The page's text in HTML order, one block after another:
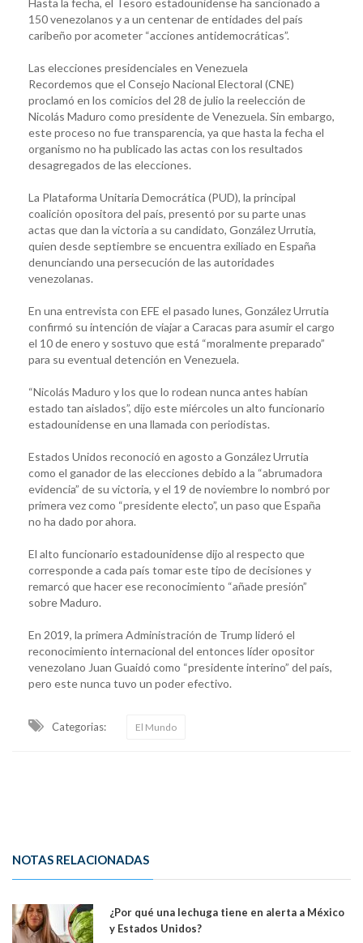
150 venezolanos y a un centenar de entidades del país
caribeño por acometer “acciones antidemocráticas”.
Las elecciones presidenciales en Venezuela
Recordemos que el Consejo Nacional Electoral (CNE)
proclamó en los comicios del 28 de julio la reelección de
Nicolás Maduro como presidente de Venezuela. Sin embargo,
este proceso no fue transparencia, ya que hasta la fecha el
organismo no ha publicado las actas con los resultados
desagregados de las elecciones.
La Plataforma Unitaria Democrática (PUD), la principal
coalición opositora del país, presentó por su parte unas
actas que dan la victoria a su candidato, González Urrutia,
quien desde septiembre se encuentra exiliado en España
denunciando una persecución de las autoridades
venezolanas.
En una entrevista con EFE el pasado lunes, González Urrutia
confirmó su intención de viajar a Caracas para asumir el cargo
el 10 de enero y sostuvo que está “moralmente preparado”
para su eventual detención en Venezuela.
“Nicolás Maduro y los que lo rodean nunca antes habían
estado tan aislados”, dijo este miércoles un alto funcionario
estadounidense en una llamada con periodistas.
Estados Unidos reconoció en agosto a González Urrutia
como el ganador de las elecciones debido a la “abrumadora
evidencia” de su victoria, y el 19 de noviembre lo nombró por
primera vez como “presidente electo”, un paso que España
no ha dado por ahora.
El alto funcionario estadounidense dijo al respecto que
corresponde a cada país tomar este tipo de decisiones y
remarcó que hacer ese reconocimiento “añade presión”
sobre Maduro.
En 2019, la primera Administración de Trump lideró el
reconocimiento internacional del entonces líder opositor
venezolano Juan Guaidó como “presidente interino” del país,
pero este nunca tuvo un poder efectivo.
Categorias: El Mundo
NOTAS RELACIONADAS
¿Por qué una lechuga tiene en alerta a México
y Estados Unidos?